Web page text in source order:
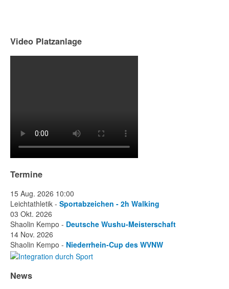
Video Platzanlage
Termine
15 Aug. 2026 10:00
Leichtathletik - Sportabzeichen - 2h Walking
03 Okt. 2026
Shaolin Kempo - Deutsche Wushu-Meisterschaft
14 Nov. 2026
Shaolin Kempo - Niederrhein-Cup des WVNW
News